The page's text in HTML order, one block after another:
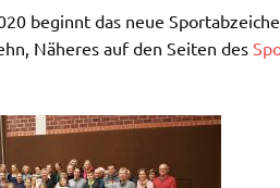
beginnt das neue
Näheres auf den Seiten des